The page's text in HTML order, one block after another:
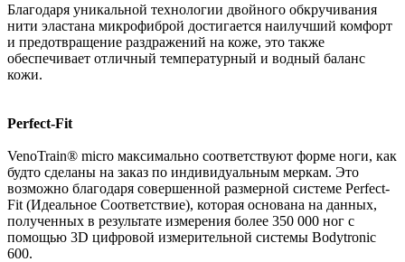
Благодаря уникальной технологии двойного обкручивания
нити эластана микрофиброй достигается наилучший комфорт
и предотвращение раздражений на коже, это также
обеспечивает отличный температурный и водный баланс
кожи.
Perfect-Fit
VenoTrain® micro максимально соответствуют форме ноги, как
будто сделаны на заказ по индивидуальным меркам. Это
возможно благодаря совершенной размерной системе Perfect-
Fit (Идеальное Соответствие), которая основана на данных,
полученных в результате измерения более 350 000 ног с
помощью 3D цифровой измерительной системы Bodytronic
600.